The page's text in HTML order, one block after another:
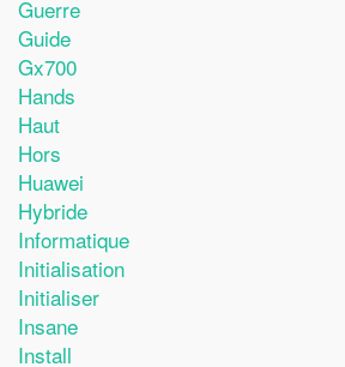
Guerre
Guide
Gx700
Hands
Haut
Hors
Huawei
Hybride
Informatique
Initialisation
Initialiser
Insane
Install